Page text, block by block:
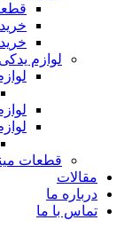
قطعات مینی
خرید و فروش
خرید و فروش
لوازم یدکی لیفتراک
لوازم یدکی
قطعات
لوازم یدکی
لوازم یدکی
قطعات
قطعات مینی بیل
ما
با ما